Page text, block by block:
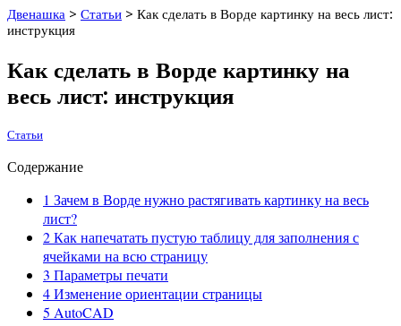
Двенашка > Статьи > Как сделать в Ворде картинку на весь лист:
инструкция
Как сделать в Ворде картинку на
весь лист: инструкция
Статьи
Содержание
1 Зачем в Ворде нужно растягивать картинку на весь
лист?
2Как напечатать пустую таблицу для заполнения с
ячейками на всю страницу
3 Параметры печати
4Изменение ориентации страницы
5 AutoCAD